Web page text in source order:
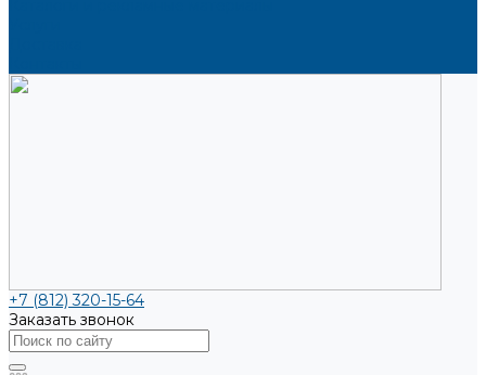
+7 (812) 320-15-64
Заказать звонок